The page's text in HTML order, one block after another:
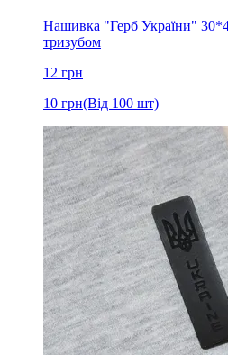
Нашивка "Герб України"
тризубом
12 грн
10 грн(Від 100 шт)